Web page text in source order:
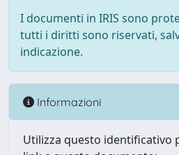
I documenti in IRIS sono
tutti i diritti sono riservati,
indicazione.
Informazioni
Utilizza questo identificativo